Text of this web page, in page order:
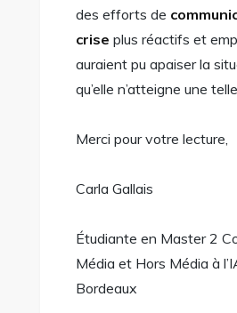
des efforts de
crise plus réactifs et
auraient pu apaiser la
qu’elle n’atteigne une
Merci pour votre lecture,
Carla Gallais
Étudiante en Master 2
Média et Hors Média à
Bordeaux